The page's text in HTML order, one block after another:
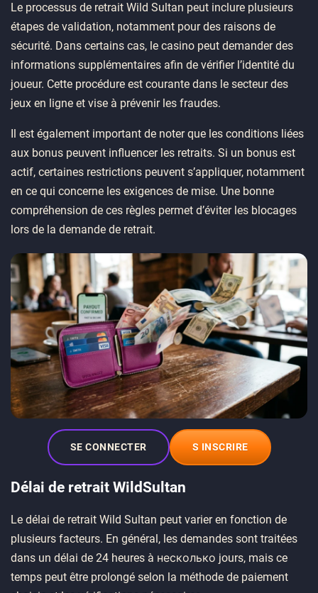
Le processus de retrait Wild Sultan peut inclure plusieurs
étapes de validation, notamment pour des raisons de
sécurité. Dans certains cas, le casino peut demander des
informations supplémentaires afin de vérifier l’identité du
joueur. Cette procédure est courante dans le secteur des
jeux en ligne et vise à prévenir les fraudes.
Il est également important de noter que les conditions liées
aux bonus peuvent influencer les retraits. Si un bonus est
actif, certaines restrictions peuvent s’appliquer, notamment
en ce qui concerne les exigences de mise. Une bonne
compréhension de ces règles permet d’éviter les blocages
lors de la demande de retrait.
SE CONNECTER S INSCRIRE
Délai de retrait WildSultan
Le délai de retrait Wild Sultan peut varier en fonction de
plusieurs facteurs. En général, les demandes sont traitées
dans un délai de 24 heures à несколько jours, mais ce
temps peut être prolongé selon la méthode de paiement